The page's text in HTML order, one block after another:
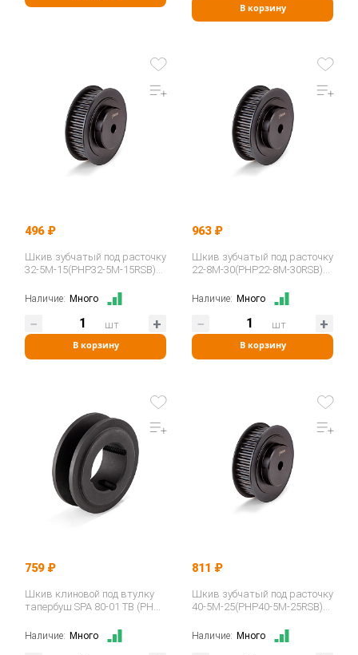
В корзину
496 ₽
Шкив зубчатый под расточку
32-5M-15(PHP32-5M-15RSB)
Наличие: Много
В корзину
шт
963 ₽
Шкив зубчатый под расточку
22-8M-30(PHP22-8M-30RSB)
Наличие: Много
В корзину
шт
759 ₽
Шкив клиновой под втулку
тапербуш SPA 80-01 TB (PHP
Наличие: Много
811 ₽
Шкив зубчатый под расточку
40-5M-25(PHP40-5M-25RSB)
Наличие: Много